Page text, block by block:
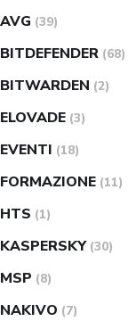
AVG (39)
BITDEFENDER (68)
BITWARDEN (2)
ELOVADE (3)
EVENTI (18)
FORMAZIONE (11)
HTS (1)
KASPERSKY (30)
MSP (8)
NAKIVO (7)